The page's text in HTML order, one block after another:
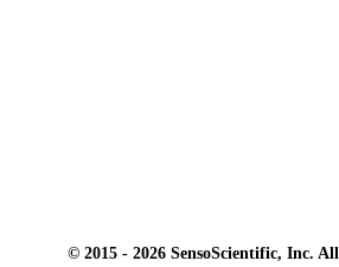
© 2015 - 2026 SensoScientific, Inc.